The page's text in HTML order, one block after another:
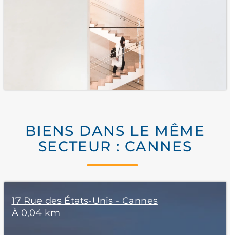
BIENS DANS LE MÊME
SECTEUR : CANNES
17 Rue des États-Unis - Cannes
À 0,04 km